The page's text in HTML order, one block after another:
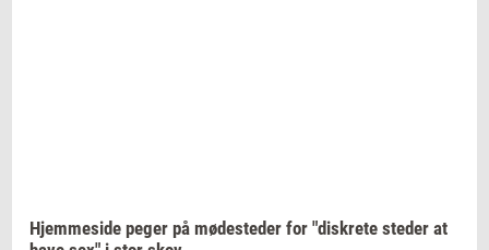
Hjem­mesi­de peger på mø­de­ste­der for "diskre­te ste­der at